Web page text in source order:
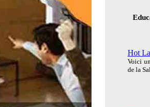
Hot
Voici
de la